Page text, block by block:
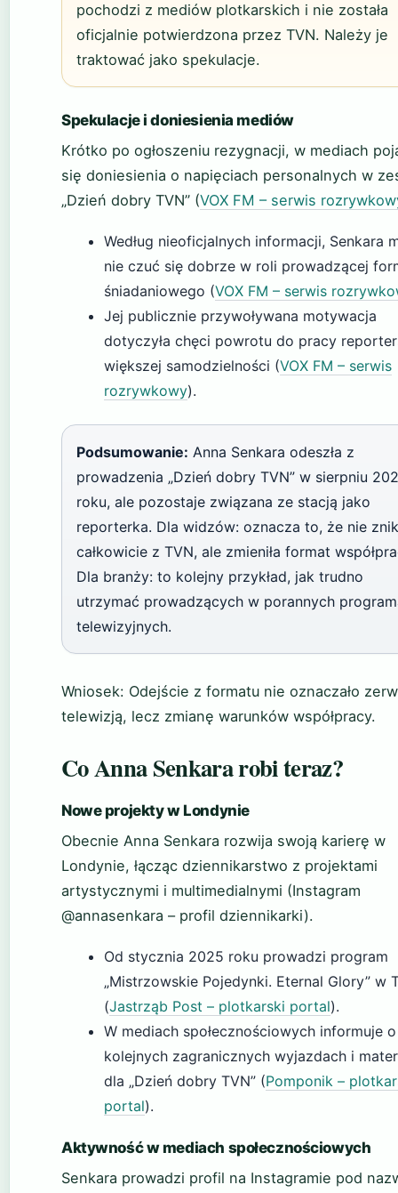
pochodzi z mediów plotkarskich i nie została
oficjalnie potwierdzona przez TVN. Należy je
traktować jako spekulacje.
Spekulacje i doniesienia mediów
Krótko po ogłoszeniu rezygnacji, w mediach
się doniesienia o napięciach personalnych w
„Dzień dobry TVN” (VOX FM – serwis
Według nieoficjalnych informacji, Senkara
nie czuć się dobrze w roli prowadzącej
śniadaniowego (VOX FM – serwis
Jej publicznie przywoływana motywacja
dotyczyła chęci powrotu do pracy
większej samodzielności (VOX FM – serwis
rozrywkowy).
Podsumowanie: Anna Senkara odeszła z
prowadzenia „Dzień dobry TVN” w sierpniu
roku, ale pozostaje związana ze stacją jako
reporterka. Dla widzów: oznacza to, że nie
całkowicie z TVN, ale zmieniła format
Dla branży: to kolejny przykład, jak trudno
utrzymać prowadzących w porannych
telewizyjnych.
Wniosek: Odejście z formatu nie oznaczało
telewizją, lecz zmianę warunków współpracy.
Co Anna Senkara robi teraz?
Nowe projekty w Londynie
Obecnie Anna Senkara rozwija swoją karierę w
Londynie, łącząc dziennikarstwo z projektami
artystycznymi i multimedialnymi (Instagram
@annasenkara – profil dziennikarki).
Od stycznia 2025 roku prowadzi program
„Mistrzowskie Pojedynki. Eternal Glory” w
(Jastrząb Post – plotkarski portal).
W mediach społecznościowych informuje o
kolejnych zagranicznych wyjazdach i
dla „Dzień dobry TVN” (Pomponik –
portal).
Aktywność w mediach społecznościowych
Senkara prowadzi profil na Instagramie pod